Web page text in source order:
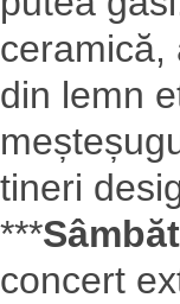
ceramică,
din lemn
tineri
***
concert